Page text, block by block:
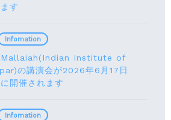
す
Institute of
の講演会が2026年6月17⽇
開催されます
Infomation
Infomation